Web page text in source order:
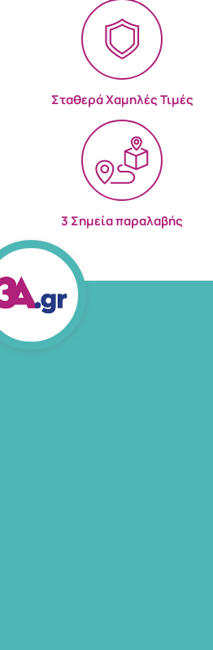
Σταθερά Χαμηλές Τιμές
3 Σημεία παραλαβής